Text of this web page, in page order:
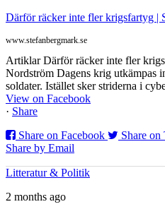
Därför räcker inte fler krigsfartyg |
www.stefanbergmark.se
Artiklar Därför räcker inte fler
Nordström Dagens krig utkämpas
soldater. Istället sker striderna i
View on Facebook
· Share
Share on Facebook
Share
Share by Email
Litteratur & Politik
2 months ago